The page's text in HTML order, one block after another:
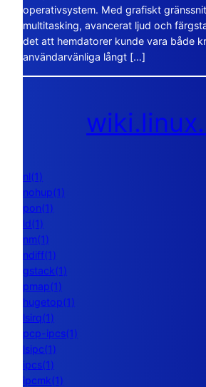
operativsystem. Med grafiskt
multitasking, avancerat ljud och
det att hemdatorer kunde vara både
användarvänliga långt […]
nl(1)
nohup(1)
pon(1)
ld(1)
nm(1)
ndiff(1)
gstack(1)
pmap(1)
hugetop(1)
lsirq(1)
pcp-ipcs(1)
lsipc(1)
ipcs(1)
ipcmk(1)